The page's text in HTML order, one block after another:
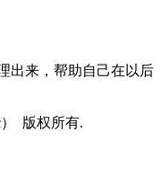
出来，帮助自己在以后
版权所有.